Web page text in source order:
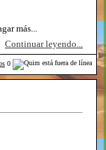
más...
Continuar leyendo...
0